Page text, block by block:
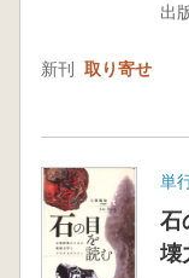
出
新刊 取り寄せ
単
石
壊